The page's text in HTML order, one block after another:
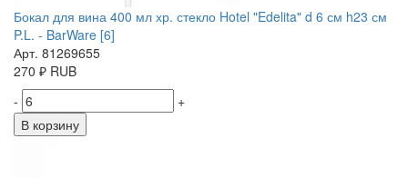
Бокал для вина 400 мл хр. стекло Hotel "Edelita" d 6 см h23 см
P.L. - BarWare [6]
Арт. 81269655
270 ₽ RUB
-
+
В корзину